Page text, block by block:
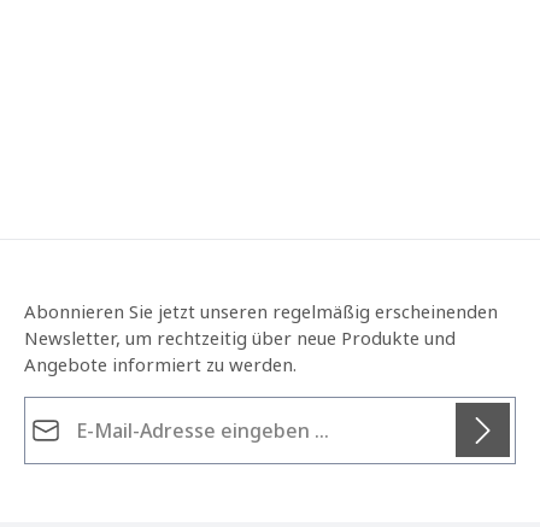
Abonnieren Sie jetzt unseren regelmäßig erscheinenden
Newsletter, um rechtzeitig über neue Produkte und
Angebote informiert zu werden.